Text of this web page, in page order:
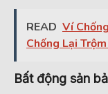
READ Ví
Chống Lại
Bất động sản